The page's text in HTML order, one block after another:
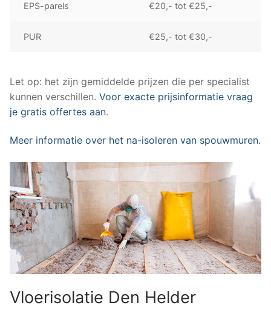
EPS-parels €20,- tot €25,-
PUR €25,- tot €30,-
Let op: het zijn gemiddelde prijzen die per specialist
kunnen verschillen. Voor exacte prijsinformatie vraag
je gratis offertes aan.
Meer informatie over het na-isoleren van spouwmuren.
Vloerisolatie Den Helder